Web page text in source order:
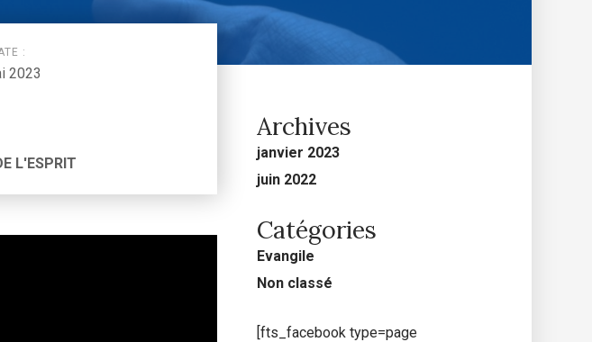
:
2023
L'ESPRIT
Archives
janvier 2023
juin 2022
Catégories
Evangile
Non classé
[fts_facebook type=page